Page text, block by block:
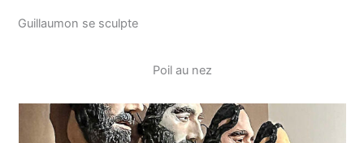
Guillaumon se sculpte
Poil au nez